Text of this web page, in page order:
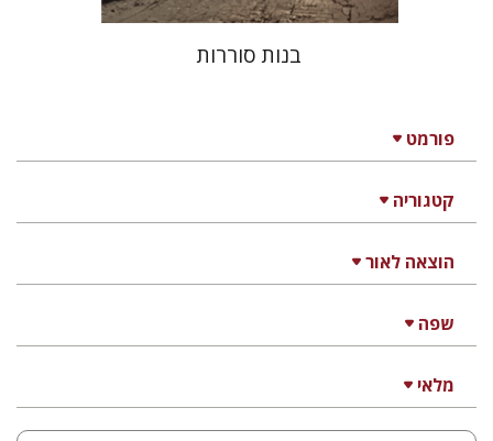
פורמט
קטגוריה
הוצאה לאור
שפה
מלאי
בנות סוררות